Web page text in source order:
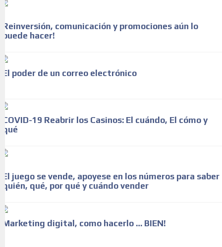
Reinversión, comunicación y promociones aún lo
puede hacer!
El poder de un correo electrónico
COVID-19 Reabrir los Casinos: El cuándo, El cómo y
qué
El juego se vende, apoyese en los números para saber
quién, qué, por qué y cuándo vender
Marketing digital, como hacerlo … BIEN!